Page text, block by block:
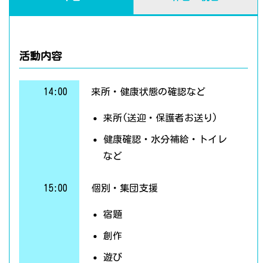
活動内容
14:00 来所・健康状態の確認など
来所(送迎・保護者お送り)
健康確認・水分補給・トイレ
など
15:00 個別・集団支援
宿題
創作
遊び